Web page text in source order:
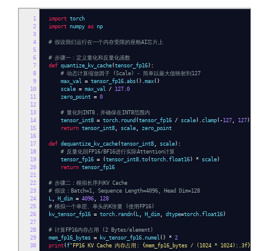
1
2
3
4
5
6
7
8
9
10
11
12
13
14
15
16
17
18
19
20
21
22
23
24
25
26
27
28
29
30
import torch
import numpy as np
# 假设我们运行在一个内存受限的座舱AI芯片上
# 步骤一：定义量化和反量化函数
def quantize_kv_cache (tensor_fp16):
# 动态计算缩放因子 (Scale) - 简单以最大值映射到127
max_val = tensor_fp16 .abs ().max ()
scale = max_val / 127.0
zero_point = 0
# 量化到INT8，并确保在INT8范围内
tensor_int8 = torch . round (tensor_fp16 / scale). clamp (- 127 , 127).
return tensor_int8 , scale , zero_point
def dequantize_kv_cache (tensor_int8 , scale):
# 反量化回FP16/BF16进行实际Attention计算
tensor_fp16 = (tensor_int8 .to (torch .float16) * scale)
return tensor_fp16
# 步骤二：模拟长序列KV Cache
# 假设：Batch=1, Sequence Length=4096, Head Dim=128
L , H_dim = 4096 ,
128
# 模拟一个单层、单头的K张量 (使用FP16)
kv_tensor_fp16 = torch . randn ( L , H_dim , dtype=torch .float16)
# 计算FP16内存占用 (2 Bytes/element)
mem_fp16_bytes = kv_tensor_fp16 .numel () * 2
print (f"FP16 KV Cache 内存占用: {mem_fp16_bytes / (1024 * 1024):.3f} MB"